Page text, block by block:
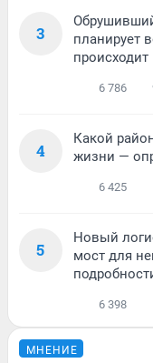
3
планирует
происходит
6 786
4
Какой
жизни —
6 425
5
Новый
мост для
6 398
МНЕНИЕ